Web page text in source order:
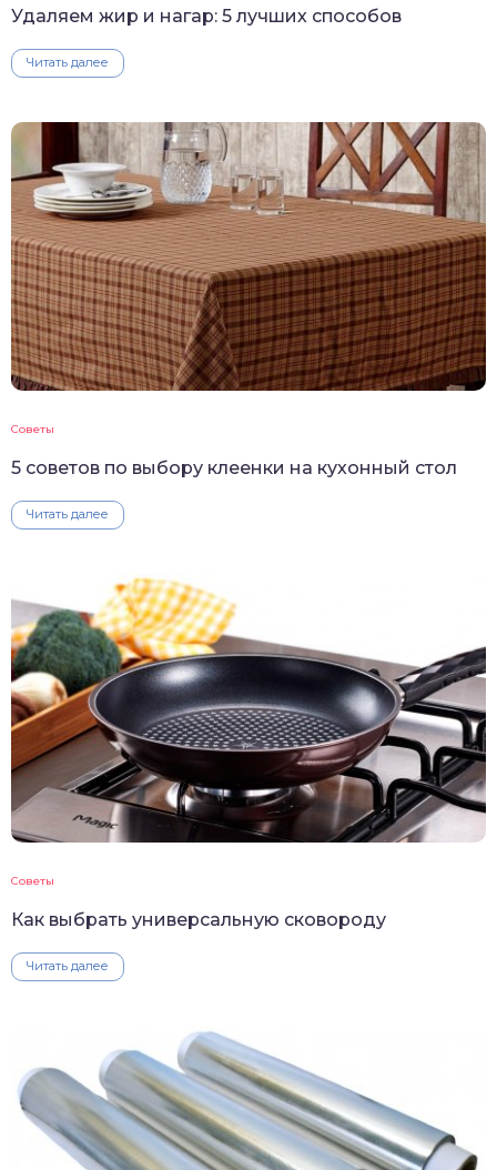
Удаляем жир и нагар: 5 лучших способов
Читать далее
Советы
5 советов по выбору клеенки на кухонный стол
Читать далее
Советы
Как выбрать универсальную сковороду
Читать далее